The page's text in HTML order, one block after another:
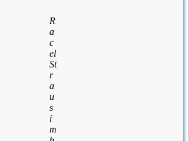
R
a
c
el
St
r
a
u
s
i
m